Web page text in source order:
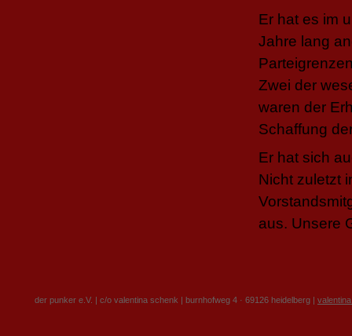
Er hat es im
Jahre lang
Zwei der
waren der
Schaffung
Er hat sich
Nicht zuletzt
aus. Unsere
der punker e.V. | c/o valentina schenk | burnhofweg 4 · 69126 heidelberg |